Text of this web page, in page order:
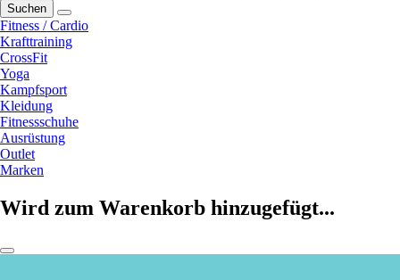
Suchen
Fitness / Cardio
Krafttraining
CrossFit
Yoga
Kampfsport
Kleidung
Fitnessschuhe
Ausrüstung
Outlet
Marken
Wird zum Warenkorb hinzugefügt...